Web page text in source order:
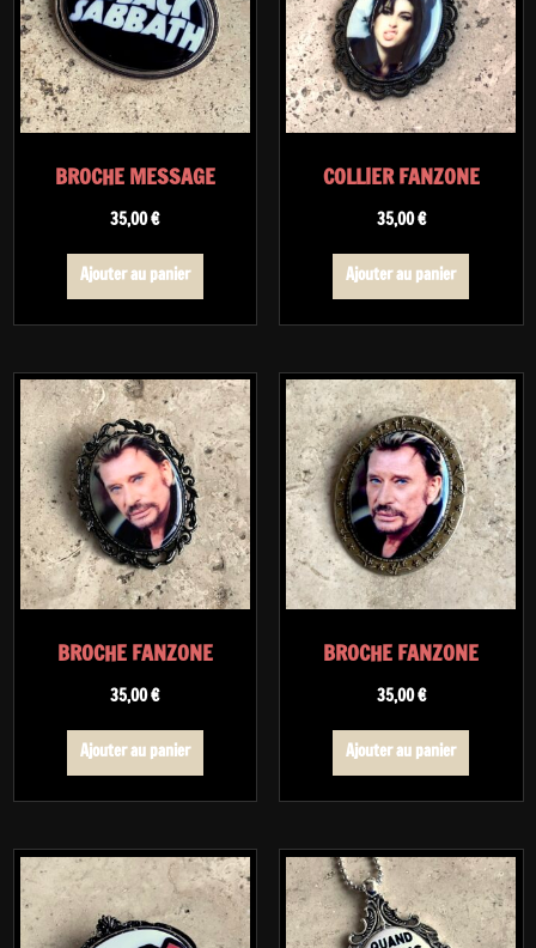
BROCHE MESSAGE
35,00€
Ajouter au panier
COLLIER FANZONE
35,00€
Ajouter au panier
BROCHE FANZONE
35,00€
Ajouter au panier
BROCHE FANZONE
35,00€
Ajouter au panier